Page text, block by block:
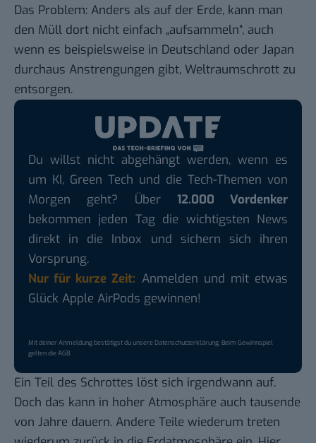
Das Problem: Anders als auf der Erde, kann man
den Müll dort nicht einfach „aufsammeln“, auch
wenn es beispielsweise in Deutschland oder Japan
durchaus Anstrengungen gibt, Weltraumschrott zu
entsorgen.
Du willst nicht abgehängt werden, wenn es
um KI, Green Tech und die Tech-Themen von
Morgen geht? Über 12.000 Vordenker
bekommen jeden Tag die wichtigsten News
direkt in die Inbox und sichern sich ihren
Vorsprung.
Nur für kurze Zeit: Anmelden und mit etwas
Glück Apple AirPods gewinnen!
Mit deiner Anmeldung bestätigst du unsereDatenschutzerklärung. Beim Gewinnspiel
gelten dieAGB.
Ein Teil des Schrottes löst sich irgendwann auf.
Doch das kann in hoher Atmosphäre auch tausende
von Jahre dauern. Andere Teile wiederum treten